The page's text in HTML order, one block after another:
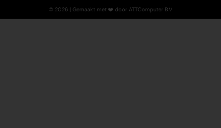
© 2026 | Gemaakt met ❤️ door ATTComputer B.V